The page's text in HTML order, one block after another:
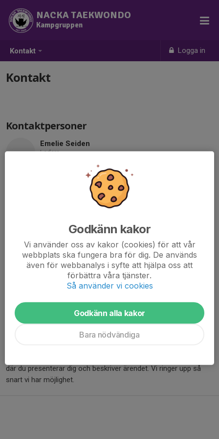
Kontakt Logga in
NACKA TAEKWONDO
Kampgruppen
Kontakt
Kontaktpersoner
Emelie Seiden
Ledare
Mobil visas bara för inloggade
info@nackataekwondo.se
tobias.l.nilsson@hotmail.com
Behöver du komma i kontakt med oss?
För icke akuta ärenden ber vi dig att skicka ett mejl till
info@nackataekwondo.se.
Vid akuta ärenden kan du ringa eller skicka sms till
kontaktpersonerna ovan. Observera att du behöver vara inloggad
för att se telefonnumren.
där du presenterar dig och beskriver ärendet. Vi ringer upp så
snart vi har möjlighet.
Godkänn kakor
Vi använder oss av kakor (cookies) för att vår
webbplats ska fungera bra för dig. De används
även för webbanalys i syfte att hjälpa oss att
förbättra våra tjänster.
Så använder vi cookies
Godkänn alla kakor
Bara nödvändiga